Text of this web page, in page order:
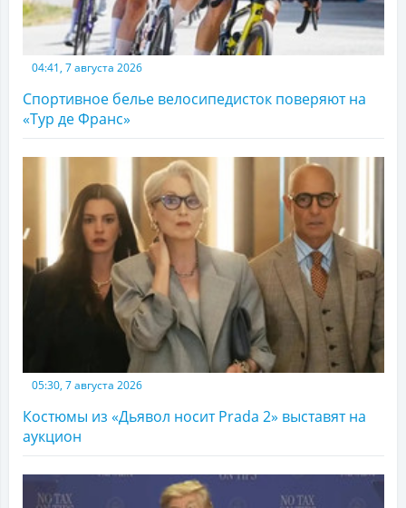
04:41, 7 августа 2026
Спортивное белье велосипедисток поверяют на
«Тур де Франс»
05:30, 7 августа 2026
Костюмы из «Дьявол носит Prada 2» выставят на
аукцион